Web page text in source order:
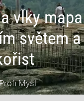
vlky mapa
světem a
Mysl